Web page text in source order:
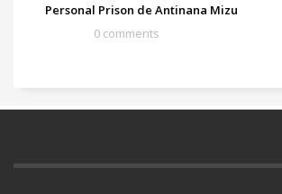
Personal Prison de Antinana Mizu
0 comments